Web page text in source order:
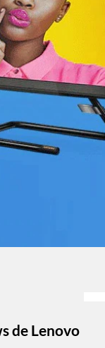
de Lenovo